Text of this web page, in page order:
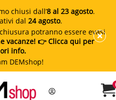
chiusi dall’8 al 23 agosto.
dal 24 agosto.
potranno essere evasi
vacanze! 👉 Clicca qui per
info.
DEMshop!